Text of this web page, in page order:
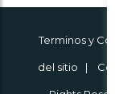
Terminos y
del sitio |